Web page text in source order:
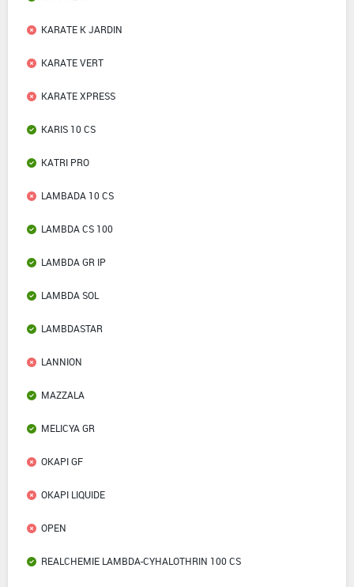
KARATE K JARDIN
KARATE VERT
KARATE XPRESS
KARIS 10 CS
KATRI PRO
LAMBADA 10 CS
LAMBDA CS 100
LAMBDA GR IP
LAMBDA SOL
LAMBDASTAR
LANNION
MAZZALA
MELICYA GR
OKAPI GF
OKAPI LIQUIDE
OPEN
REALCHEMIE LAMBDA-CYHALOTHRIN 100 CS